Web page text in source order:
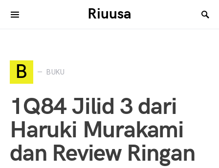
Riuusa
Search for:
B BUKU
1Q84 Jilid 3 dari
Haruki Murakami
dan Review Ringan